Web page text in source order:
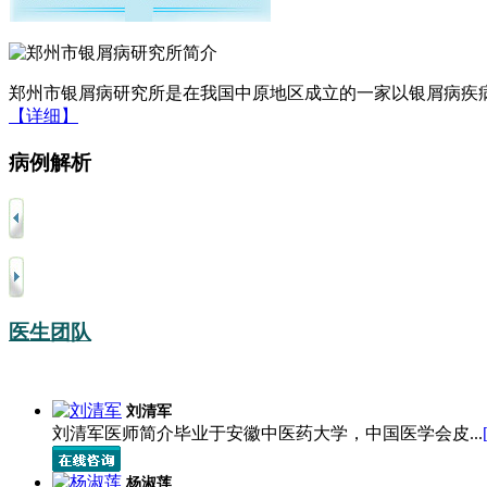
郑州市银屑病研究所是在我国中原地区成立的一家以银屑病
【详细】
病例解析
医生团队
刘清军
刘清军医师简介毕业于安徽中医药大学，中国医学会皮...
杨淑莲